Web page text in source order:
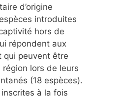
d’origine
introduites
hors de
répondent aux
qui peuvent être
lors de leurs
(18 espèces).
à la fois